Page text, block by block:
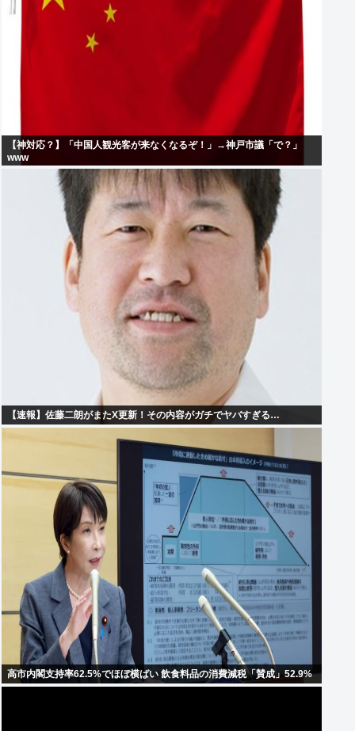
【神対応？】「中国人観光客が来なくなるぞ！」→神戸市議「で？」
www
【速報】佐藤二朗がまたX更新！その内容がガチでヤバすぎる…
高市内閣支持率62.5%でほぼ横ばい 飲食料品の消費減税「賛成」52.9%